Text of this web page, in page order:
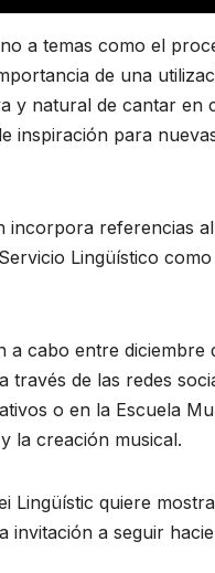
a temas como el
de una
y natural de cantar en
inspiración para
incorpora referencias
Lingüístico
a cabo entre
través de las redes
o en la Escuela
la creación musical.
Lingüístic quiere
invitación a seguir